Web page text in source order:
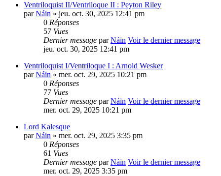
Ventriloquist II/Ventriloque II : Peyton Riley
parNáin » jeu. oct. 30, 2025 12:41 pm
0 Réponses
57 Vues
Dernier message parNáin Voir le dernier message
jeu. oct. 30, 2025 12:41 pm
Ventriloquist I/Ventriloque I : Arnold Wesker
parNáin » mer. oct. 29, 2025 10:21 pm
0 Réponses
77 Vues
Dernier message parNáin Voir le dernier message
mer. oct. 29, 2025 10:21 pm
Lord Kalesque
parNáin » mer. oct. 29, 2025 3:35 pm
0 Réponses
61 Vues
Dernier message parNáin Voir le dernier message
mer. oct. 29, 2025 3:35 pm